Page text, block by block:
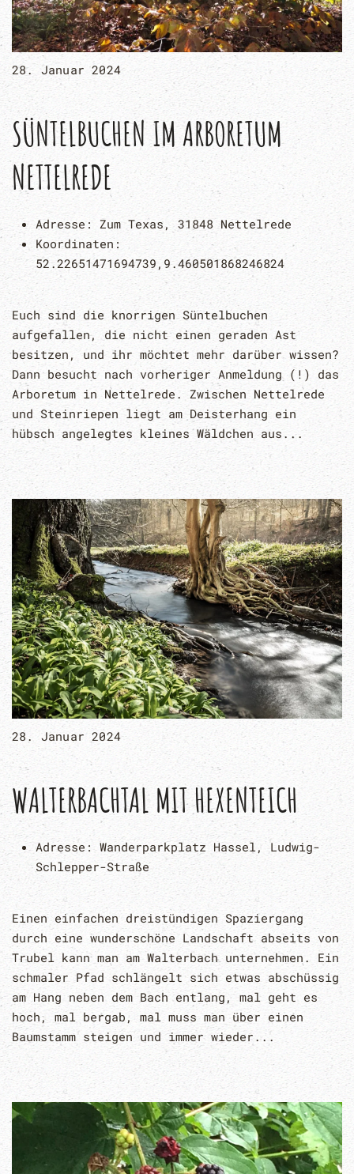
28. Januar 2024
SÜNTELBUCHEN IM ARBORETUM
NETTELREDE
Adresse: Zum Texas, 31848 Nettelrede
Koordinaten:
52.22651471694739,9.460501868246824
Euch sind die knorrigen Süntelbuchen
aufgefallen, die nicht einen geraden Ast
besitzen, und ihr möchtet mehr darüber wissen?
Dann besucht nach vorheriger Anmeldung (!) das
Arboretum in Nettelrede. Zwischen Nettelrede
und Steinriepen liegt am Deisterhang ein
hübsch angelegtes kleines Wäldchen aus...
28. Januar 2024
WALTERBACHTAL MIT HEXENTEICH
Adresse: Wanderparkplatz Hassel, Ludwig-
Schlepper-Straße
Einen einfachen dreistündigen Spaziergang
durch eine wunderschöne Landschaft abseits von
Trubel kann man am Walterbach unternehmen. Ein
schmaler Pfad schlängelt sich etwas abschüssig
am Hang neben dem Bach entlang, mal geht es
hoch, mal bergab, mal muss man über einen
Baumstamm steigen und immer wieder...